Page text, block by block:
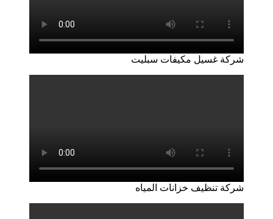
شركة غسيل مكيفات سبليت
شركة تنظيف خزانات المياه